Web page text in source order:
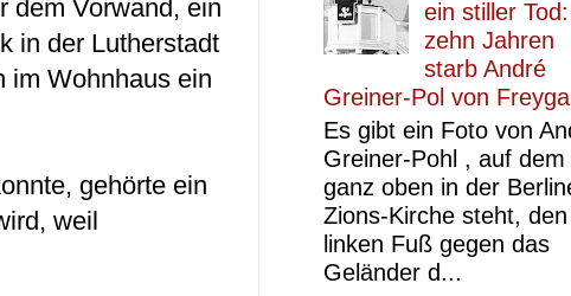
dem Vorwand, ein
in der Lutherstadt
im Wohnhaus ein
gehörte ein
weil
ein stiller
zehn Jahren
starb André
Greiner-Pol von
Es gibt ein Foto von
Greiner-Pohl , auf dem
ganz oben in der
Zions-Kirche steht, den
linken Fuß gegen das
Geländer d...